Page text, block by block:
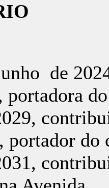
de
portadora
portador do